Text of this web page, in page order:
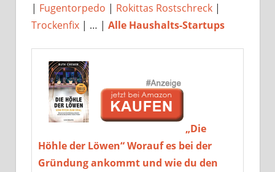
| Fugentorpedo | Rokittas Rostschreck |
Trockenfix | … | Alle Haushalts-Startups
„Die
Höhle der Löwen“ Worauf es bei der
Gründung ankommt und wie du den